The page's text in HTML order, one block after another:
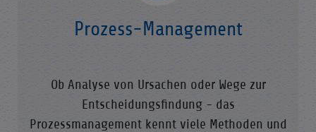
Prozess-Management
Ob Analyse von Ursachen oder Wege zur
Entscheidungsfindung - das
Prozessmanagement kennt viele Methoden und